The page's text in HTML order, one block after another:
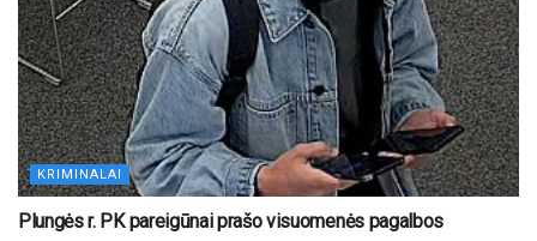
KRIMINALAI
Plungės r. PK pareigūnai prašo visuomenės pagalbos